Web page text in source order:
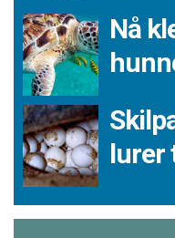
Nå
lurer